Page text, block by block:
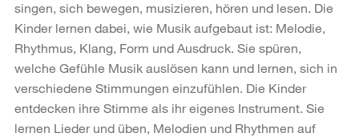
singen, sich bewegen, musizieren, hören und lesen. Die
Kinder lernen dabei, wie Musik aufgebaut ist: Melodie,
Rhythmus, Klang, Form und Ausdruck. Sie spüren,
welche Gefühle Musik auslösen kann und lernen, sich in
verschiedene Stimmungen einzufühlen. Die Kinder
entdecken ihre Stimme als ihr eigenes Instrument. Sie
lernen Lieder und üben, Melodien und Rhythmen auf